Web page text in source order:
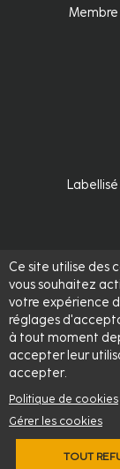
Ce site utilise des
vous souhaitez
votre expérience
réglages
à tout moment
accepter leur
accepter.
Politique de cookies
Gérer les cookies
TOUT
Membre
Labellisé
© 2026 -
supérieur pour